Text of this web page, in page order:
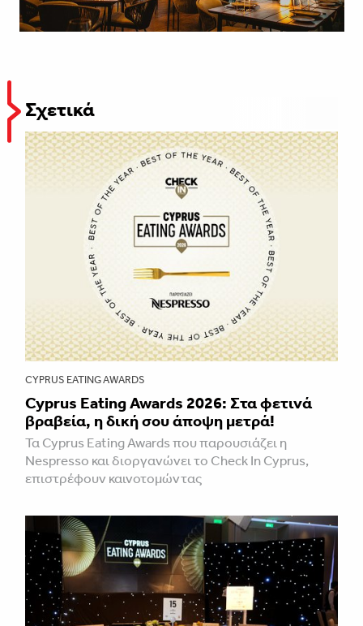
Σχετικά
CYPRUS EATING AWARDS
Cyprus Eating Awards 2026: Στα φετινά
βραβεία, η δική σου άποψη μετρά!
Τα Cyprus Eating Awards που παρουσιάζει η
Nespresso και διοργανώνει το Check In Cyprus,
επιστρέφουν καινοτομώντας